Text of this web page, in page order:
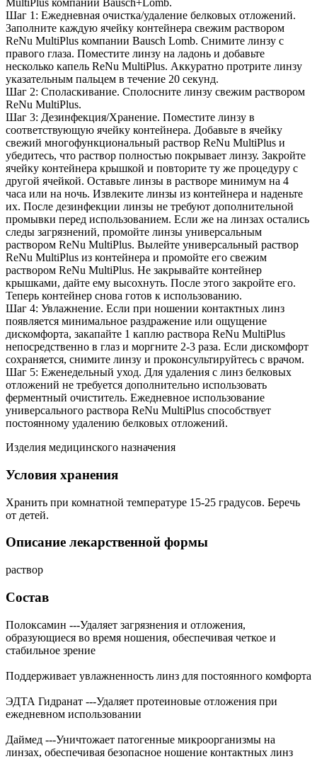
MultiPlus компании Bausch+Lomb.
Шаг 1: Ежедневная очистка/удаление белковых отложений.
Заполните каждую ячейку контейнера свежим раствором
ReNu MultiPlus компании Bausch Lomb. Снимите линзу с
правого глаза. Поместите линзу на ладонь и добавьте
несколько капель ReNu MultiPlus. Аккуратно протрите линзу
указательным пальцем в течение 20 секунд.
Шаг 2: Споласкивание. Сполосните линзу свежим раствором
ReNu MultiPlus.
Шаг 3: Дезинфекция/Хранение. Поместите линзу в
соответствующую ячейку контейнера. Добавьте в ячейку
свежий многофункциональный раствор ReNu MultiPlus и
убедитесь, что раствор полностью покрывает линзу. Закройте
ячейку контейнера крышкой и повторите ту же процедуру с
другой ячейкой. Оставьте линзы в растворе минимум на 4
часа или на ночь. Извлеките линзы из контейнера и наденьте
их. После дезинфекции линзы не требуют дополнительной
промывки перед использованием. Если же на линзах остались
следы загрязнений, промойте линзы универсальным
раствором ReNu MultiPlus. Вылейте универсальный раствор
ReNu MultiPlus из контейнера и промойте его свежим
раствором ReNu MultiPlus. Не закрывайте контейнер
крышками, дайте ему высохнуть. После этого закройте его.
Теперь контейнер снова готов к использованию.
Шаг 4: Увлажнение. Если при ношении контактных линз
появляется минимальное раздражение или ощущение
дискомфорта, закапайте 1 каплю раствора ReNu MultiPlus
непосредственно в глаз и моргните 2-3 раза. Если дискомфорт
сохраняется, снимите линзу и проконсультируйтесь с врачом.
Шаг 5: Еженедельный уход. Для удаления с линз белковых
отложений не требуется дополнительно использовать
ферментный очиститель. Ежедневное использование
универсального раствора ReNu MultiPlus способствует
постоянному удалению белковых отложений.
Изделия медицинского назначения
Условия хранения
Хранить при комнатной температуре 15-25 градусов. Беречь
от детей.
Описание лекарственной формы
раствор
Состав
Полоксамин ---Удаляет загрязнения и отложения,
образующиеся во время ношения, обеспечивая четкое и
стабильное зрение
Поддерживает увлажненность линз для постоянного комфорта
ЭДТА Гидранат ---Удаляет протеиновые отложения при
ежедневном использовании
Даймед ---Уничтожает патогенные микроорганизмы на
линзах, обеспечивая безопасное ношение контактных линз